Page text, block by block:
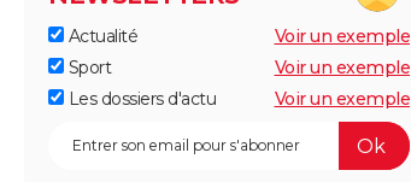
Actualité
Voir un exemple
Sport
Voir un exemple
Les dossiers d'actu
Voir un exemple